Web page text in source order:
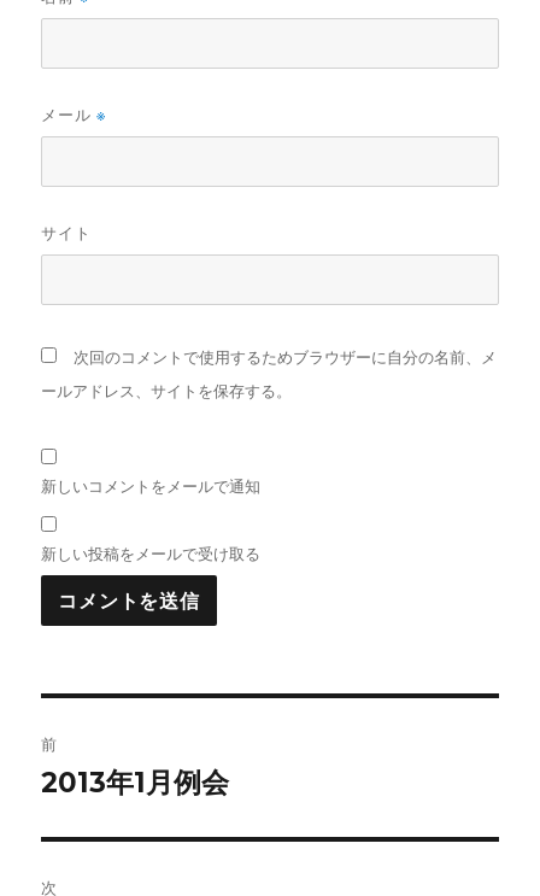
メール※
サイト
次回のコメントで使用するためブラウザーに自分の名前、メ
ールアドレス、サイトを保存する。
新しいコメントをメールで通知
新しい投稿をメールで受け取る
稿
ビ
前
前
投
稿:
2013年1月例会
次